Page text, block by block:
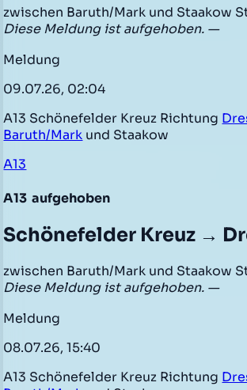
zwischen Baruth/Mark und Staakow
Diese Meldung ist aufgehoben. —
Meldung
09.07.26, 02:04
A13 Schönefelder Kreuz Richtung
Baruth/Mark und Staakow
A13
A13 aufgehoben
Schönefelder Kreuz →
zwischen Baruth/Mark und Staakow
Diese Meldung ist aufgehoben. —
Meldung
08.07.26, 15:40
A13 Schönefelder Kreuz Richtung